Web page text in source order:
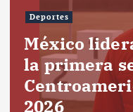
Deportes
México
la primera
2026